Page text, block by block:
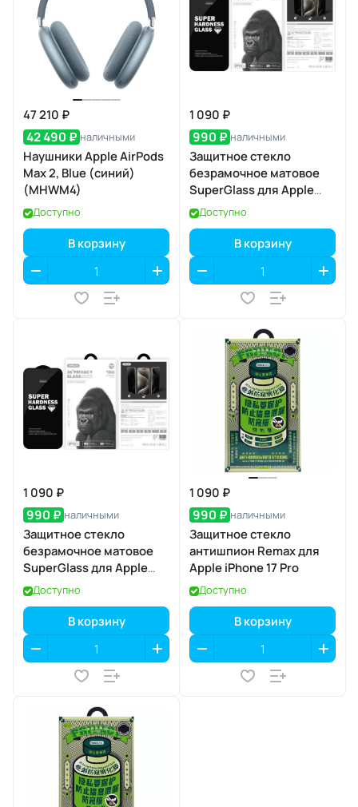
47 210 ₽
42 490 ₽ наличными
Наушники Apple AirPods
Max 2, Blue (синий)
(MHWM4)
Доступно
В корзину
1 090 ₽
990 ₽ наличными
Защитное стекло
безрамочное матовое
SuperGlass для Apple
iPhone 17 Pro
Доступно
В корзину
1 090 ₽
990 ₽ наличными
Защитное стекло
безрамочное матовое
SuperGlass для Apple
iPhone 17 / 16 Pro
Доступно
В корзину
1 090 ₽
990 ₽ наличными
Защитное стекло
антишпион Remax для
Apple iPhone 17 Pro
Доступно
В корзину